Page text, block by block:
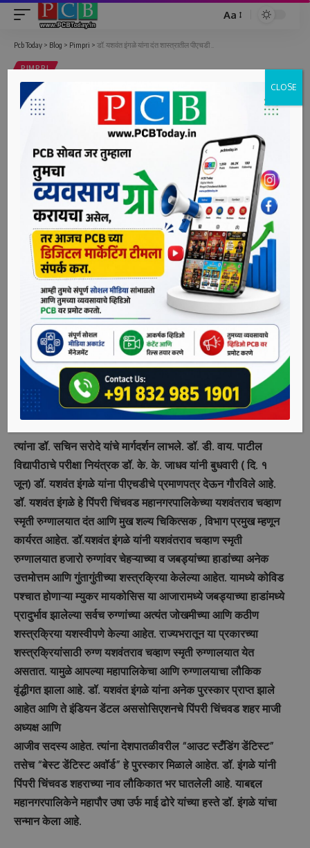
Font
Aa
Pcb Today > Blog > Pimpri > डॉ. यशवंत इंगळे यांना दंत शास्त्रातील पीएचडी ..
PIMPRI
डॉ. यशवंत इंगळे यांना दंत शास्त्रातील
पीएचडी ..
Last updated: June 2, 2022 5:03 pm
bpcauthor
2 Min Read
पिंपरी, दि. २ (पीसीबी) – पिंपरी चिंचवड महानगरपालिकेच्या यशवंतराव
चव्हाण स्मृती रुग्णालय चे दंतरोग विभाग प्रमुख डॉ. यशवंत इंगळे यांना
डॉ. डी. वाय. पाटील विद्यापीठाची डॉक्टरेट (पीएचडी) पदवी प्रदान
करण्यात आली आहे. डॉ. यशवंत इंगळे यांनी दंत शास्त्रामध्ये “स्टडी
ऑफ मायनर सलायव्हेरी ग्लॅडस् सलायव्हा फ्लो रेट एपिथेलियल ऍट्रॉफी
अँड रेयर इफेक्ट्स ऑन बर्निंग सेन्सेशन इन ओरल सबम्युकस
फायब्रोसिस” (“Study of minor salivary glands,
salivary flow rate, epithelial atrophy and their
effect on burning sensation in oral submucous
fibrosis”) या विषयावर प्रबंध सादर केला होता.
त्यांना डॉ. सचिन सरोदे यांचे मार्गदर्शन लाभले. डॉ. डी. वाय. पाटील
विद्यापीठाचे परीक्षा नियंत्रक डॉ. के. के. जाधव यांनी बुधवारी ( दि. १
जून) डॉ. यशवंत इंगळे यांना पीएचडीचे प्रमाणपत्र देऊन गौरविले आहे.
डॉ. यशवंत इंगळे हे पिंपरी चिंचवड महानगरपालिकेच्या यशवंतराव चव्हाण
स्मृती रुग्णालयात दंत आणि मुख शल्य चिकित्सक , विभाग प्रमुख म्हणून
कार्यरत आहेत. डॉ.यशवंत इंगळे यांनी यशवंतराव चव्हाण स्मृती
रुग्णालयात हजारो रुग्णांवर चेहऱ्याच्या व जबड्यांच्या हाडांच्या अनेक
उत्तमोत्तम आणि गुंतागुंतीच्या शस्त्रक्रिया केलेल्या आहेत. यामध्ये कोविड
पश्चात होणाऱ्या म्युकर मायकोसिस या आजारामध्ये जबड्याच्या हाडांमध्ये
प्रादुर्भाव झालेल्या सर्वच रुग्णांच्या अत्यंत जोखमीच्या आणि कठीण
शस्त्रक्रिया यशस्वीपणे केल्या आहेत. राज्यभरातून या प्रकारच्या
शस्त्रक्रियांसाठी रुग्ण यशवंतराव चव्हाण स्मृती रुग्णालयात येत
असतात. यामुळे आपल्या महापालिकेचा आणि रुग्णालयाचा लौकिक
वृंद्धीगत झाला आहे. डॉ. यशवंत इंगळे यांना अनेक पुरस्कार प्राप्त झाले
आहेत आणि ते इंडियन डेंटल अससोसिएशनचे पिंपरी चिंचवड शहर माजी
अध्यक्ष आणि
आजीव सदस्य आहेत. त्यांना देशपातळीवरील “आउट स्टँडिंग डेंटिस्ट”
तसेच “बेस्ट डेंटिस्ट अवॉर्ड” हे पुरस्कार मिळाले आहेत. डॉ. इंगळे यांनी
पिंपरी चिंचवड शहराच्या नाव लौकिकात भर घातलेली आहे. याबद्दल
महानगरपालिकेने महापौर उषा उर्फ माई ढोरे यांच्या हस्ते डॉ. इंगळे यांचा
सन्मान केला आहे.
CLOSE